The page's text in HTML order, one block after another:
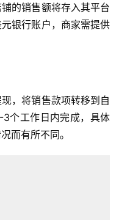
的销售额将存入其平台
银行账户，商家需提供
，将销售款项转移到自
3个工作日内完成，具体
而有所不同。